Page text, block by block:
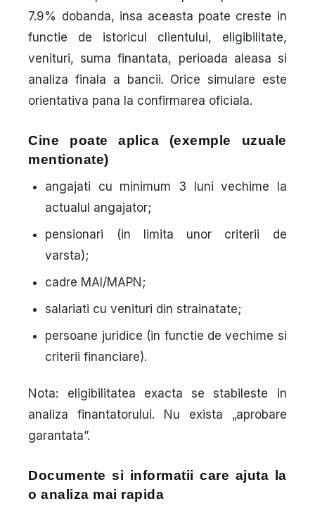
7.9% dobanda, insa aceasta poate creste in
functie de istoricul clientului, eligibilitate,
venituri, suma finantata, perioada aleasa si
analiza finala a bancii. Orice simulare este
orientativa pana la confirmarea oficiala.
Cine poate aplica (exemple uzuale
mentionate)
angajati cu minimum 3 luni vechime la
actualul angajator;
pensionari (in limita unor criterii de
varsta);
cadre MAI/MAPN;
salariati cu venituri din strainatate;
persoane juridice (in functie de vechime si
criterii financiare).
Nota: eligibilitatea exacta se stabileste in
analiza finantatorului. Nu exista „aprobare
garantata”.
Documente si informatii care ajuta la
o analiza mai rapida